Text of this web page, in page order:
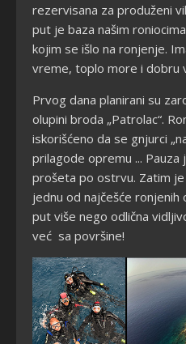
rezervisana za produženi
put je baza našim
kojim se išlo na ronjenje.
vreme, toplo more i dobru
Prvog dana planirani su
olupini broda „Patrolac“.
iskorišćeno da se gnjurci
prilagode opremu ... Pauza
prošeta po ostrvu. Zatim je
jednu od najčešće ronjenih
put više nego odlična
već sa površine!